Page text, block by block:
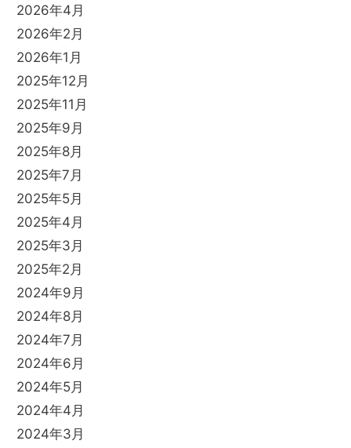
2026年4月
2026年2月
2026年1月
2025年12月
2025年11月
2025年9月
2025年8月
2025年7月
2025年5月
2025年4月
2025年3月
2025年2月
2024年9月
2024年8月
2024年7月
2024年6月
2024年5月
2024年4月
2024年3月